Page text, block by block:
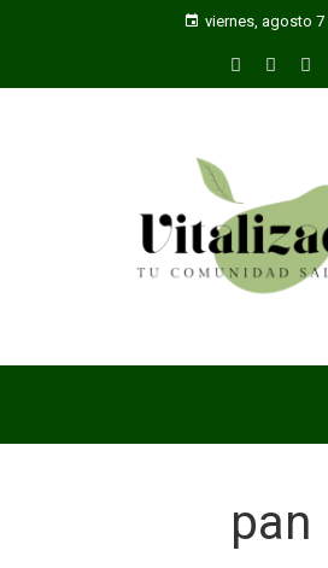
viernes, agosto 7
pan